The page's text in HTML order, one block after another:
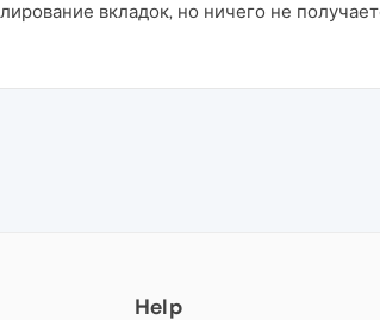
вкладок, но ничего не
Help